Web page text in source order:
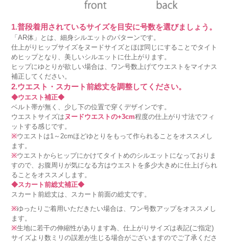
1.普段着用されているサイズを目安に号数を選びましょう。
「AR体」とは、細身シルエットのパターンです。
仕上がりヒップサイズをヌードサイズとほぼ同じにすることでタイト
めヒップとなり、美しいシルエットに仕上がります。
ヒップにゆとりが欲しい場合は、ワン号数上げてウエストをマイナス
補正してください。
2.ウエスト・スカート前総丈を調整してください。
◆ウエスト補正◆
ベルト帯が無く、少し下の位置で穿くデザインです。
ウエストサイズは ヌードウエストの+3cm程度の仕上がり寸法でフィ
ットする感じです。
※ウエストは1～2cmほどゆとりをもって作られることをオススメし
ます。
※ウエストからヒップにかけてタイトめのシルエットになっておりま
すので、お腹周りが気になる方はウエストを多少大きめに仕上げられ
ることをオススメします。
◆スカート前総丈補正◆
スカート前総丈は、スカート前面の総丈です。
※ゆったりご着用いただきたい場合は、ワン号数アップをオススメし
ます。
※生地に若干の伸縮性があります為、仕上がりサイズは表記(ご指定)
サイズより数ミリの誤差が生じる場合がございますのでご了承くださ